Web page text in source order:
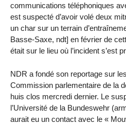
communications téléphoniques
est suspecté d’avoir volé deux
un char sur un terrain
Basse-Saxe, ndt] en février de
était sur le lieu où l’incident s’est
NDR a fondé son reportage sur
Commission parlementaire de la
huis clos mercredi dernier. Le
l’Université de la Bundeswehr
aurait eu un contact avec le «